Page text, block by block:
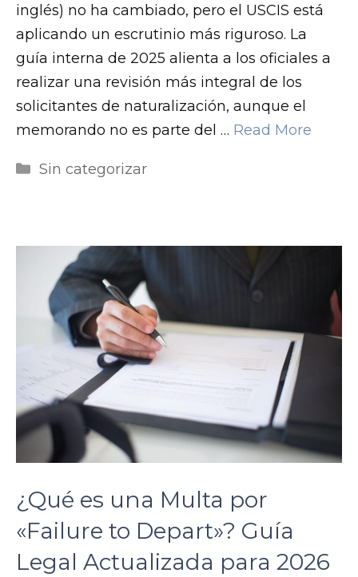
inglés) no ha cambiado, pero el USCIS está
aplicando un escrutinio más riguroso. La
guía interna de 2025 alienta a los oficiales a
realizar una revisión más integral de los
solicitantes de naturalización, aunque el
memorando no es parte del … Read More
Categorías
Sin categorizar
¿Qué es una Multa por
«Failure to Depart»? Guía
Legal Actualizada para 2026